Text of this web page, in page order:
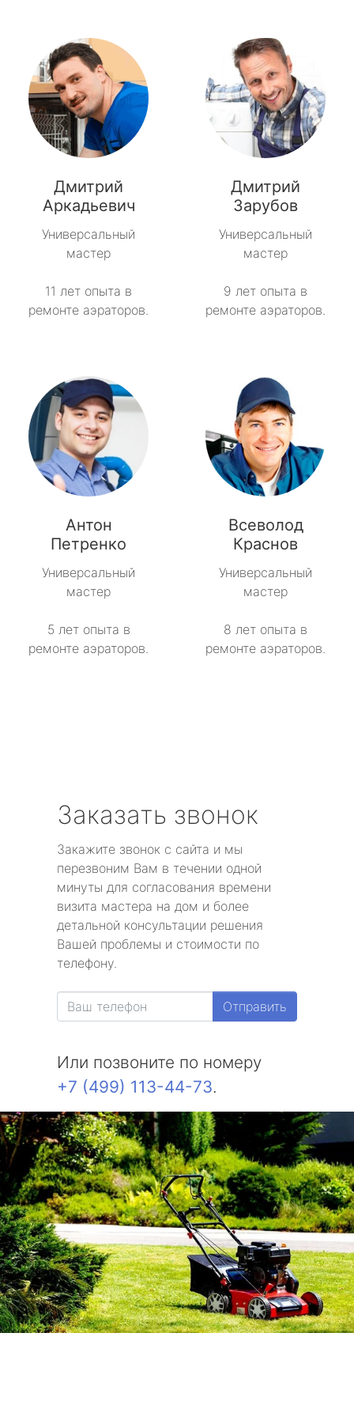
Дмитрий
Аркадьевич
Универсальный
мастер
11 лет опыта в
ремонте аэраторов.
Дмитрий
Зарубов
Универсальный
мастер
9 лет опыта в
ремонте аэраторов.
Антон
Петренко
Универсальный
мастер
5 лет опыта в
ремонте аэраторов.
Всеволод
Краснов
Универсальный
мастер
8 лет опыта в
ремонте аэраторов.
Заказать звонок
Закажите звонок с сайта и мы
перезвоним Вам в течении одной
минуты для согласования времени
визита мастера на дом и более
детальной консультации решения
Вашей проблемы и стоимости по
телефону.
Отправить
Или позвоните по номеру
+7 (499) 113-44-73.